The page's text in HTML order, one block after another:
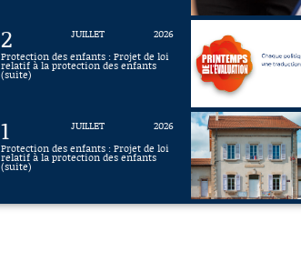
2 JUILLET
2026
Protection des enfants : Projet de loi
relatif à la protection des enfants
(suite)
1 JUILLET
2026
Protection des enfants : Projet de loi
relatif à la protection des enfants
(suite)